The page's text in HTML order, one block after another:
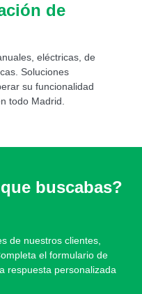
de
eléctricas, de
Soluciones
su funcionalidad
todo Madrid.
buscabas?
de nuestros clientes,
el formulario de
respuesta personalizada